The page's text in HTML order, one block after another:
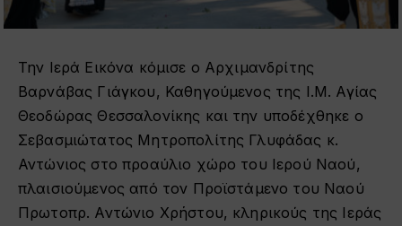
Την Ιερά Εικόνα κόμισε ο Αρχιμανδρίτης
Βαρνάβας Γιάγκου, Καθηγούμενος της Ι.Μ. Αγίας
Θεοδώρας Θεσσαλονίκης και την υποδέχθηκε ο
Σεβασμιώτατος Μητροπολίτης Γλυφάδας κ.
Αντώνιος στο προαύλιο χώρο του Ιερού Ναού,
πλαισιούμενος από τον Προϊστάμενο του Ναού
Πρωτοπρ. Αντώνιο Χρήστου, κληρικούς της Ιεράς